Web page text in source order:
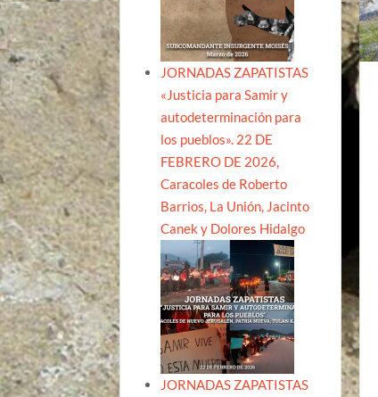
JORNADAS ZAPATISTAS
«Justicia para Samir y
autodeterminación para
los pueblos». 22 DE
FEBRERO DE 2026,
Caracoles de Roberto
Barrios, La Unión, Jacinto
Canek y Dolores Hidalgo
JORNADAS ZAPATISTAS